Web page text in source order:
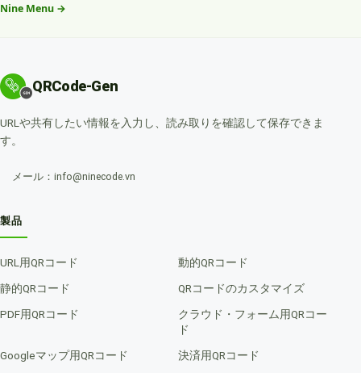
Nine Menu →
QRCode-Gen
URLや共有したい情報を入力し、読み取りを確認して保存できま
す。
メール：info@ninecode.vn
製品
URL用QRコード
動的QRコード
静的QRコード
QRコードのカスタマイズ
PDF用QRコード
クラウド・フォーム用QRコー
ド
Googleマップ用QRコード
決済用QRコード